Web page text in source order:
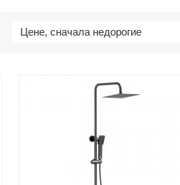
Цене, сначала недорогие